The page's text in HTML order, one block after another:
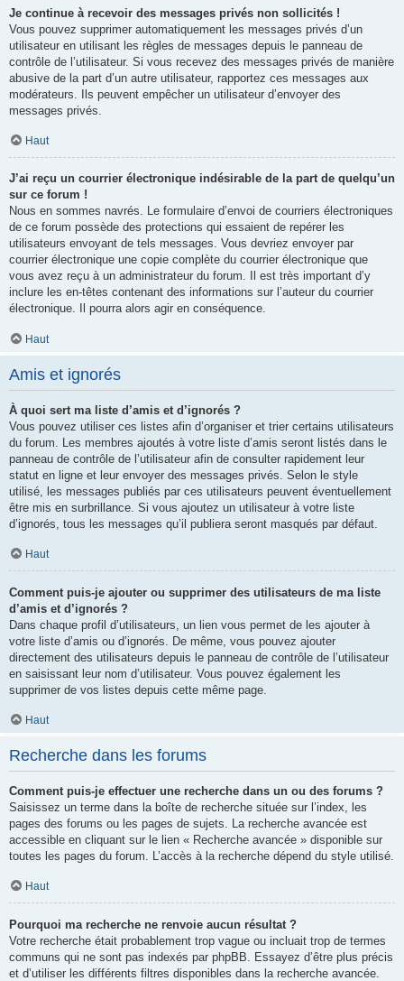
Je continue à recevoir des messages privés non sollicités !
Vous pouvez supprimer automatiquement les messages privés d’un
utilisateur en utilisant les règles de messages depuis le panneau de
contrôle de l’utilisateur. Si vous recevez des messages privés de manière
abusive de la part d’un autre utilisateur, rapportez ces messages aux
modérateurs. Ils peuvent empêcher un utilisateur d’envoyer des
messages privés.
Haut
J’ai reçu un courrier électronique indésirable de la part de quelqu’un
sur ce forum !
Nous en sommes navrés. Le formulaire d’envoi de courriers électroniques
de ce forum possède des protections qui essaient de repérer les
utilisateurs envoyant de tels messages. Vous devriez envoyer par
courrier électronique une copie complète du courrier électronique que
vous avez reçu à un administrateur du forum. Il est très important d’y
inclure les en-têtes contenant des informations sur l’auteur du courrier
électronique. Il pourra alors agir en conséquence.
Haut
Amis et ignorés
À quoi sert ma liste d’amis et d’ignorés ?
Vous pouvez utiliser ces listes afin d’organiser et trier certains utilisateurs
du forum. Les membres ajoutés à votre liste d’amis seront listés dans le
panneau de contrôle de l’utilisateur afin de consulter rapidement leur
statut en ligne et leur envoyer des messages privés. Selon le style
utilisé, les messages publiés par ces utilisateurs peuvent éventuellement
être mis en surbrillance. Si vous ajoutez un utilisateur à votre liste
d’ignorés, tous les messages qu’il publiera seront masqués par défaut.
Haut
Comment puis-je ajouter ou supprimer des utilisateurs de ma liste
d’amis et d’ignorés ?
Dans chaque profil d’utilisateurs, un lien vous permet de les ajouter à
votre liste d’amis ou d’ignorés. De même, vous pouvez ajouter
directement des utilisateurs depuis le panneau de contrôle de l’utilisateur
en saisissant leur nom d’utilisateur. Vous pouvez également les
supprimer de vos listes depuis cette même page.
Haut
Recherche dans les forums
Comment puis-je effectuer une recherche dans un ou des forums ?
Saisissez un terme dans la boîte de recherche située sur l’index, les
pages des forums ou les pages de sujets. La recherche avancée est
accessible en cliquant sur le lien « Recherche avancée » disponible sur
toutes les pages du forum. L’accès à la recherche dépend du style utilisé.
Haut
Pourquoi ma recherche ne renvoie aucun résultat ?
Votre recherche était probablement trop vague ou incluait trop de termes
communs qui ne sont pas indexés par phpBB. Essayez d’être plus précis
et d’utiliser les différents filtres disponibles dans la recherche avancée.